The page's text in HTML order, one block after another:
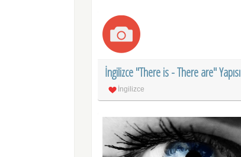
İngilizce "There is - There are" Yapısı
İngilizce